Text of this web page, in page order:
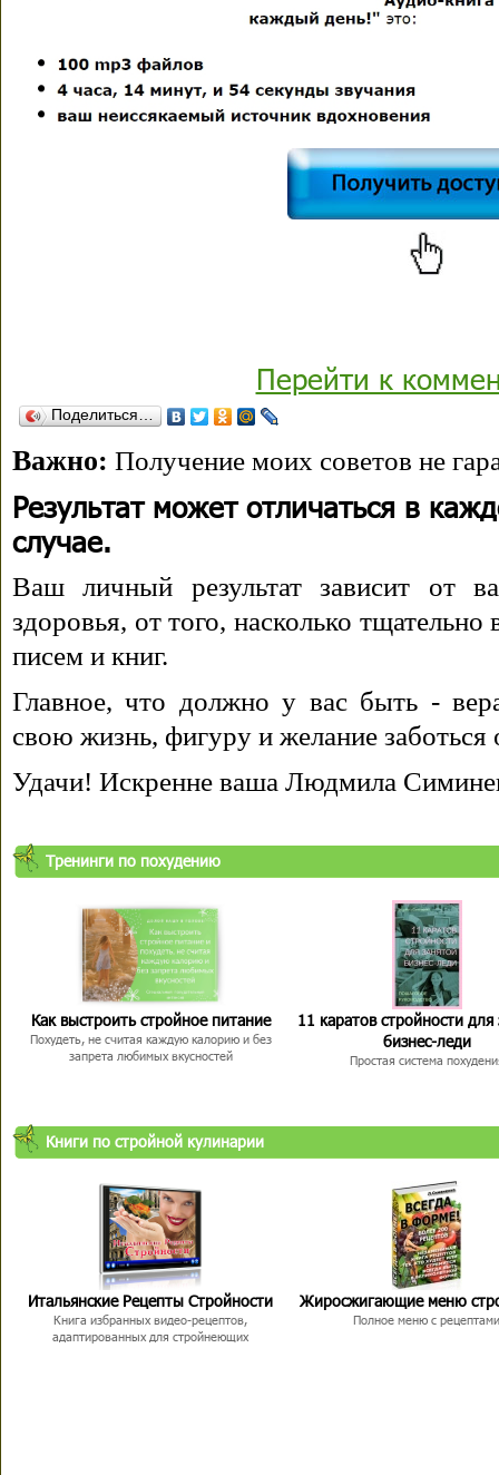
Перейти к
Поделиться…
Важно: Получение моих советов не
Результат может отличаться в
случае.
Ваш личный результат зависит от
здоровья, от того, насколько
писем и книг.
Главное, что должно у вас быть -
свою жизнь, фигуру и желание заботься
Удачи! Искренне ваша Людмила
Тренинги по похудению
Как выстроить стройное питание
Похудеть, не считая каждую калорию и без
запрета любимых вкусностей
11 каратов стройности для
бизнес-леди
Простая система
Книги по стройной кулинарии
Итальянские Рецепты Стройности
Книга избранных видео-рецептов,
адаптированных для стройнеющих
Жиросжигающие меню
Полное меню с рецептами